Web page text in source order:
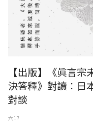
【出版】《眞言
決答釋》對讀：日
對談
六 17